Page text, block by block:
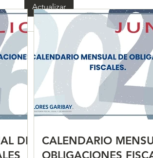
CALENDARIO MENSUAL
OBLIGACIONES FISCALES
"JUNIO 2026"
Actualizar
DE
CALENDARIO